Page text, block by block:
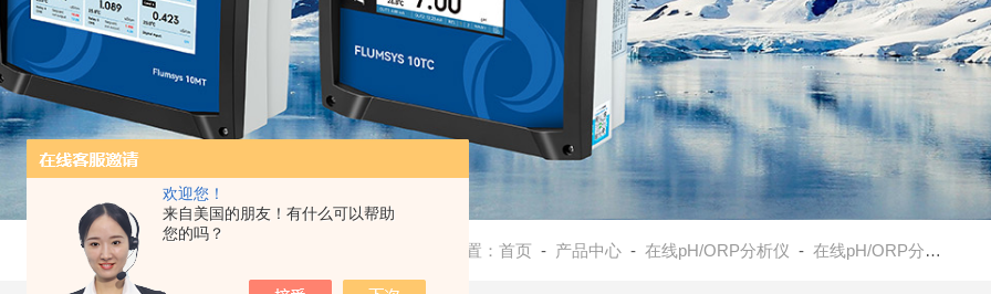
欢迎您！
来自美国的朋友！有什么可以帮助
您的吗？
当前位置：首页 - 产品中心 -在线pH/ORP分析仪 -在线pH/ORP分析仪